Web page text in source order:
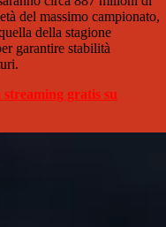
del massimo campionato,
della stagione
garantire stabilità
gratis su